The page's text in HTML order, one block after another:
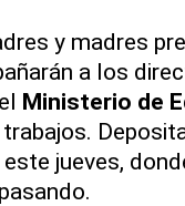
y madres
a los
Ministerio de
jueves,